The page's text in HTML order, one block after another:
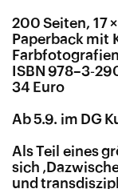
200 Seiten, 17
Paperback mit
Farbfotografien
ISBN
34 Euro
Ab 5.9. im DG
Als Teil eines
sich
und